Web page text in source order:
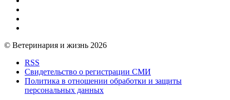
© Ветеринария и жизнь 2026
RSS
Свидетельство о регистрации СМИ
Политика в отношении обработки и защиты
персональных данных